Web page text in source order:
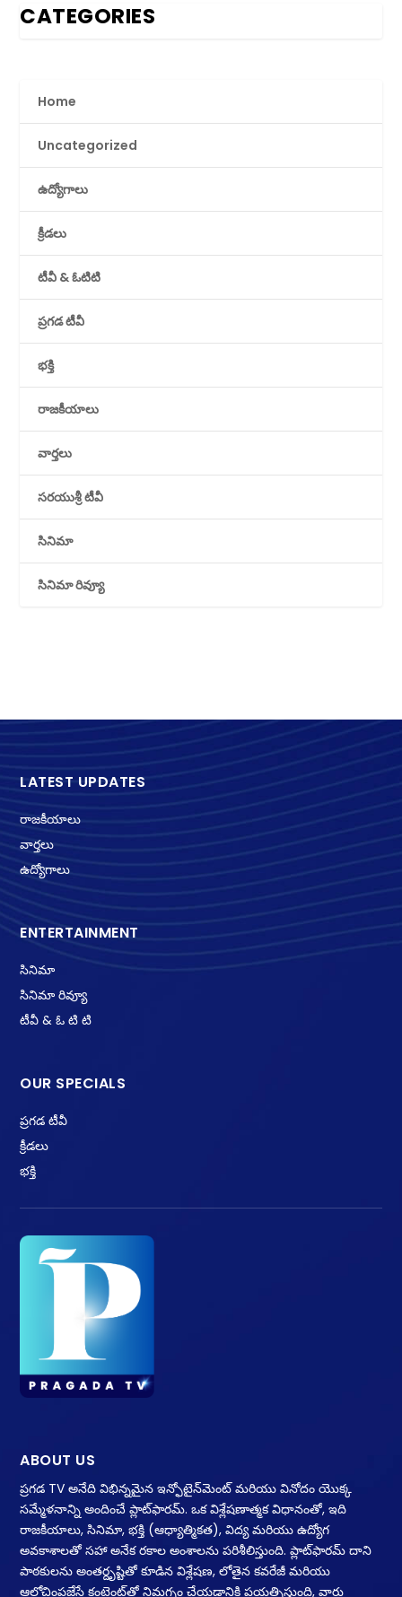
CATEGORIES
Home
Uncategorized
ఉద్యోగాలు
క్రీడలు
టీవీ & ఓటిటి
ప్రగడ టీవీ
భక్తి
రాజకీయాలు
వార్తలు
సరయుశ్రీ టీవీ
సినిమా
సినిమా రివ్యూ
LATEST UPDATES
రాజకీయాలు
వార్తలు
ఉద్యోగాలు
ENTERTAINMENT
సినిమా
సినిమా రివ్యూ
టీవీ & ఓ టి టి
OUR SPECIALS
ప్రగడ టీవీ
క్రీడలు
భక్తి
ABOUT US
ప్రగడ TV అనేది విభిన్నమైన ఇన్ఫోటైన్‌మెంట్ మరియు వినోదం యొక్క
సమ్మేళనాన్ని అందించే ప్లాట్‌ఫారమ్. ఒక విశ్లేషణాత్మక విధానంతో, ఇది
రాజకీయాలు, సినిమా, భక్తి (ఆధ్యాత్మికత), విద్య మరియు ఉద్యోగ
అవకాశాలతో సహా అనేక రకాల అంశాలను పరిశీలిస్తుంది. ప్లాట్‌ఫారమ్ దాని
పాఠకులను అంతర్దృష్టితో కూడిన విశ్లేషణ, లోతైన కవరేజీ మరియు
ఆలోచింపజేసే కంటెంట్‌తో నిమగ్నం చేయడానికి ప్రయత్నిస్తుంది, వారు